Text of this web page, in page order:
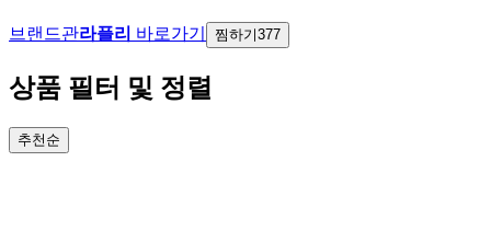
브랜드관라플리 바로가기 찜하기377
상품 필터 및 정렬
추천순